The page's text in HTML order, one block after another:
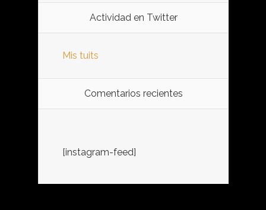
Actividad en Twitter
Mis tuits
Comentarios recientes
[instagram-feed]